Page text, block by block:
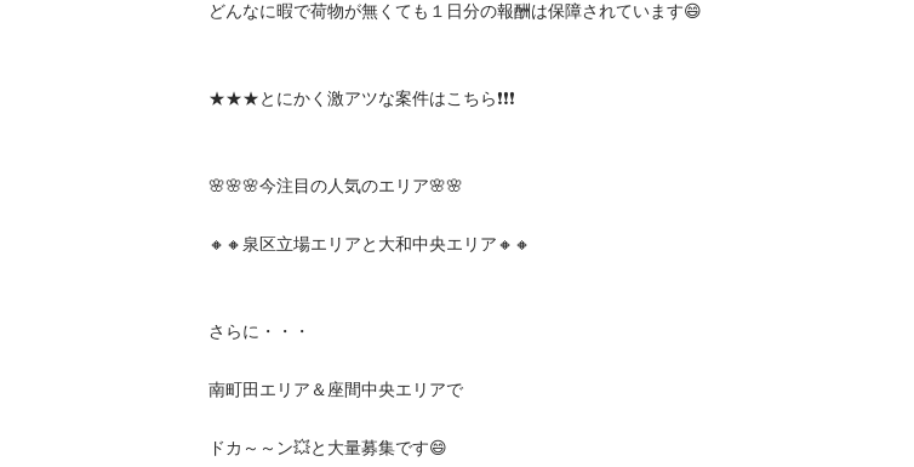
どんなに暇で荷物が無くても１日分の報酬は保障されています😄
★★★とにかく激アツな案件はこちら❗️❗️❗️
🌸🌸🌸今注目の人気のエリア🌸🌸
🔸🔸泉区立場エリアと大和中央エリア🔸🔸
さらに・・・
南町田エリア＆座間中央エリアで
ドカ～～ン💥と大量募集です😄